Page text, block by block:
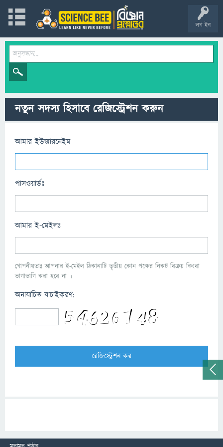
লগ ইন
নতুন সদস্য হিসাবে রেজিস্ট্রেশন করুন
আমার ইউজারনেইম
পাসওয়ার্ডঃ
আমার ই-মেইলঃ
গোপনীয়তাঃ আপনার ই-মেইল ঠিকানাটি তৃতীয় কোন পক্ষের নিকট বিক্রয় কিংবা
ভাগাভাগি করা হবে না ।
অনাযাচিত যাচাইকরণ: